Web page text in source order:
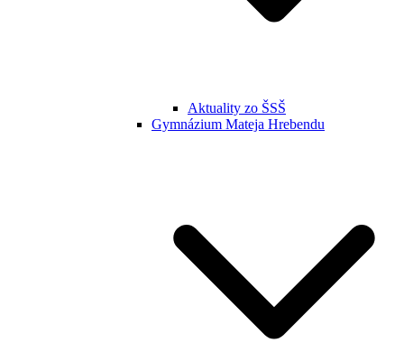
Aktuality zo ŠSŠ
Gymnázium Mateja Hrebendu